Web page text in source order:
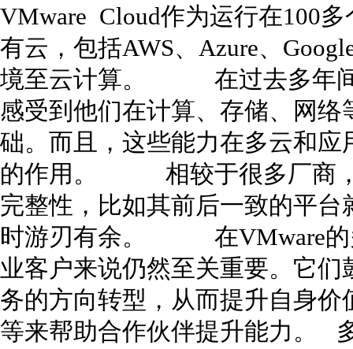
VMware Cloud作为运行在100
有云，包括AWS、Azure、
境至云计算。 在过去多年间
感受到他们在计算、存储、网
础。而且，这些能力在多云和
的作用。 相较于很多厂商，
完整性，比如其前后一致的平
时游刃有余。 在VMware的
业客户来说仍然至关重要。它
务的方向转型，从而提升自身
等来帮助合作伙伴提升能力。